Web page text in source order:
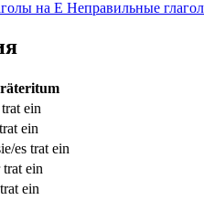
на E Неправильные
ein
ein
es trat ein
ein
ein